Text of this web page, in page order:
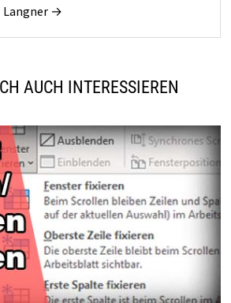
Langner →
AUCH INTERESSIEREN